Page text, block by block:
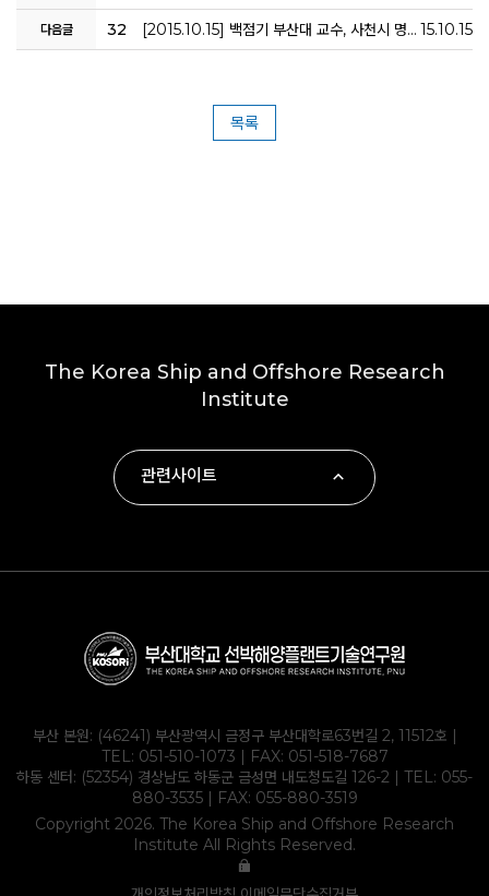
다음글 32 [2015.10.15] 백점기 부산대 교수, 사천시 명예시민 선정 15.10.15
목록
The Korea Ship and Offshore Research
Institute
관련사이트
∙ KOLAS
부산 본원: (46241) 부산광역시 금정구 부산대학로63번길 2, 11512호 |
TEL: 051-510-1073 | FAX: 051-518-7687
하동 센터: (52354) 경상남도 하동군 금성면 내도청도길 126-2 | TEL: 055-
880-3535| FAX: 055-880-3519
Copyright 2026. The Korea Ship and Offshore Research
Institute All Rights Reserved.